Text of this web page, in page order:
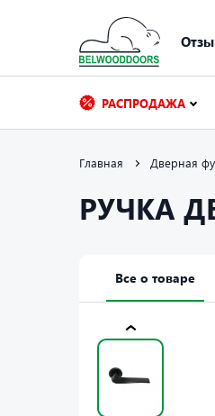
РАСПРОДАЖА
Главная Дверная
РУЧКА
Все о товаре